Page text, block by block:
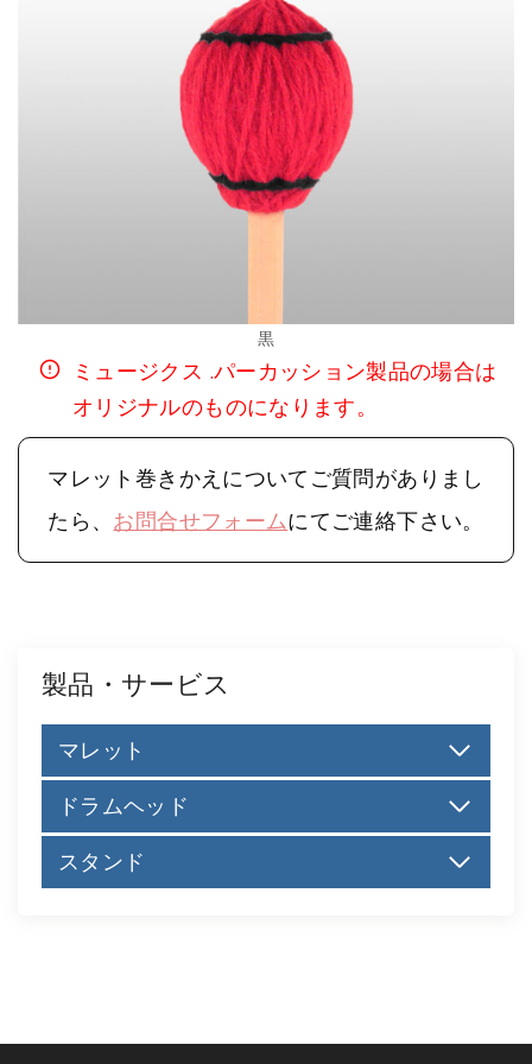
黒
ミュージクス .パーカッション製品の場合は
オリジナルのものになります。
マレット巻きかえについてご質問がありまし
たら、 お問合せフォームにてご連絡下さい。
製品・サービス
マレット
ドラムヘッド
スタンド